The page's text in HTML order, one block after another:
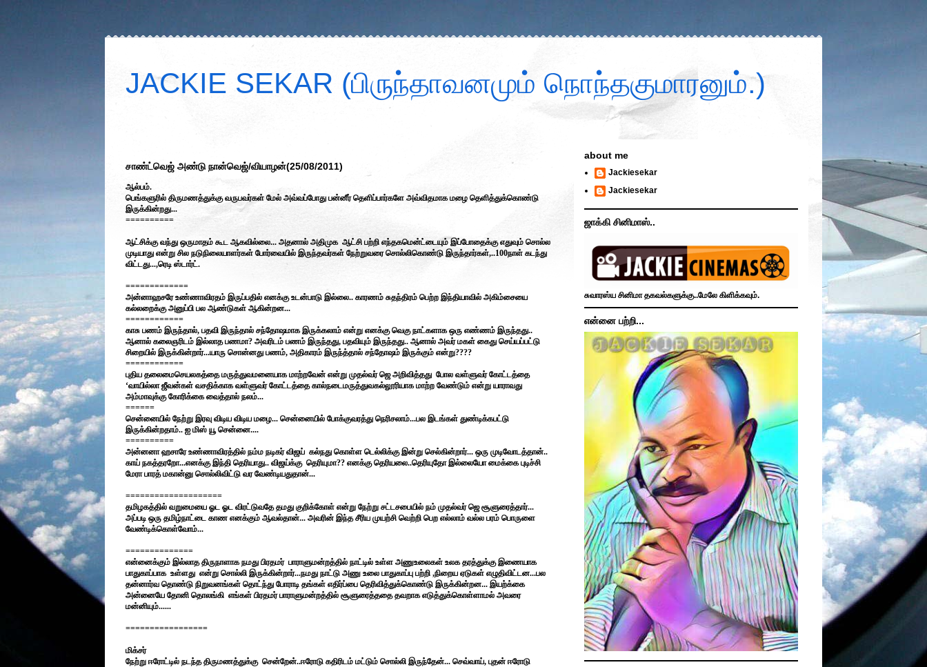
JACKIE SEKAR (பிருந்தாவனமும் நொந்தகுமாரனும்.)
சாண்ட்வெஜ் அண்டு நான்வெஜ்/வியாழன்(25/08/2011)
ஆல்பம்.
பெங்களுரில் திருமணத்துக்கு வருபவர்கள் மேல் அவ்வப்போது பன்னீர் தெளிப்பார்களே அவ்விதமாக மழை தெளித்துக்கொண்டு
இருக்கின்றது...
==========
ஆட்சிக்கு வந்து ஒருமாதம் கூட ஆகவில்லை... அதனால் அதிமுக ஆட்சி பற்றி எந்தகமென்ட்டையும் இப்போதைக்கு எதுவும் சொல்ல
முடியாது என்று சில நடுநிலையாளர்கள் போர்வையில் இருந்தவர்கள் நேற்றுவரை சொல்லிகொண்டு இருந்தார்கள்,..100நாள் கடந்து
விட்டது...,ரெடி ஸ்டார்ட்.
=============
அன்னாஹசரே உண்ணாவிரதம் இருப்பதில் எனக்கு உடன்பாடு இல்லை.. காரணம் சுதந்திரம் பெற்ற இந்தியாவில் அகிம்சையை
கல்லறைக்கு அனுப்பி பல ஆண்டுகள் ஆகின்றன...
============
காசு பணம் இருந்தால், பதவி இருந்தால் சந்தோஷமாக இருக்கலாம் என்று எனக்கு வெகு நாட்களாக ஒரு எண்ணம் இருந்தது..
ஆனால் கலைஞரிடம் இல்லாத பணமா? அவரிடம் பணம் இருந்தது, பதவியும் இருந்தது.. ஆனால் அவர் மகள் கைது செய்யப்பட்டு
சிறையில் இருக்கின்றார்...யாரு சொன்னது பணம், அதிகாரம் இருந்த்தால் சந்தோஷம் இருக்கும் என்று????
============
புதிய தலைமைசெயலகத்தை மருத்துவமனையாக மாற்றவேன் என்று முதல்வர் ஜெ அறிவித்தது போல வள்ளுவர் கோட்டத்தை
‘வாயில்லா ஜீவன்கள் வசதிக்காக வள்ளுவர் கோட்டத்தை கால்நடைமருத்துவகல்லூரியாக மாற்ற வேண்டும் என்று யாராவது
அம்மாவுக்கு கோரிக்கை வைத்தால் நலம்...
======
சென்னையில் நேற்று இரவு விடிய விடிய மழை... சென்னையில் போக்குவரத்து நெரிசலாம்...பல இடங்கள் துண்டிக்கபட்டு
இருக்கின்றதாம்.. ஐ மிஸ் யூ சென்னை....
==========
அன்னனா ஹசாரே உண்ணாவிரத்தில் நம்ம நடிகர் விஜய் கல்நது கொள்ள டெல்லிக்கு இன்று செல்கின்றார்... ஒரு முடிவோடத்தான்..
காய் நகத்தரறோ...எனக்கு இந்தி தெரியாது.. விஜய்க்கு தெரியுமா?? எனக்கு தெரியலை..தெரியுதோ இல்லையோ மைக்கை புடிச்சி
மேரா பாரத் மகான்னு சொல்லிவிட்டு வர வேண்டியதுதான்...
====================
தமிழகத்தில் வறுமையை ஓட ஓட விரட்டுவதே தமது குறிக்கோள் என்று நேற்று சட்டசபையில் நம் முதல்வர் ஜெ சூளுரைத்தார்...
அப்படி ஒரு தமிழ்நாட்டை காண எனக்கும் ஆவல்தான்... அவரின் இந்த சீரிய முயற்சி வெற்றி பெற எல்லாம் வல்ல பரம் பொருளை
வேண்டிக்கொள்வோம்...
==============
என்னைக்கும் இல்லாத திருநாளாக நமது பிரதமர் பாராளுமன்றத்தில் நாட்டில் உள்ள அணுஉலைகள் உலக தரத்துக்கு இணையாக
பாதுகாப்பாக உள்ளது என்று சொல்லி இருக்கின்றார்...நமது நாட்டு அணு உலை பாதுகாப்பு பற்றி ,நிறைய ஏடுகள் எழுதிவிட்டன...பல
தன்னார்வ தொண்டு நிறுவனங்கள் தொட்ந்து போராடி தங்கள் எதிர்ப்பை தெரிவித்துக்கொண்டு இருக்கின்றன... இயற்க்கை
அன்னையே தோனி தொலங்கி எங்கள் பிரதமர் பாராளுமன்றத்தில் சூளுரைத்ததை தவறாக எடுத்துக்கொள்ளாமல் அவரை
மன்னியும்......
=================
மிக்சர்
நேற்று ஈரோட்டில் நடந்த திருமணத்துக்கு சென்றேன்..ஈரோடு கதிரிடம் மட்டும் சொல்லி இருந்தேன்... செவ்வாய், புதன் ஈரோடு
about me
Jackiesekar
Jackiesekar
ஜாக்கி சினிமாஸ்..
சுவாரஸ்ய சினிமா தகவல்களுக்கு..மேலே கிளிக்கவும்.
என்னை பற்றி...